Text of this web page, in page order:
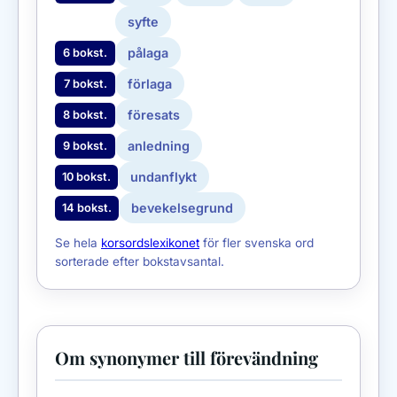
syfte
6 bokst. pålaga
7 bokst. förlaga
8 bokst. föresats
9 bokst. anledning
10 bokst. undanflykt
14 bokst. bevekelsegrund
Se hela korsordslexikonet för fler svenska ord
sorterade efter bokstavsantal.
Om synonymer till förevändning